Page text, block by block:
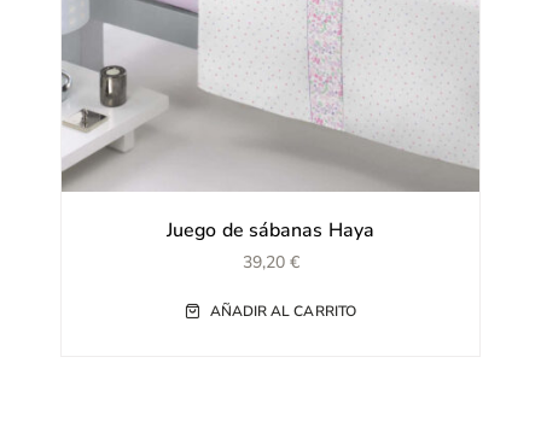
Juego de sábanas Haya
39,20 €
AÑADIR AL CARRITO